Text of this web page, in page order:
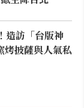
造訪「台版神
烤披薩與人氣私